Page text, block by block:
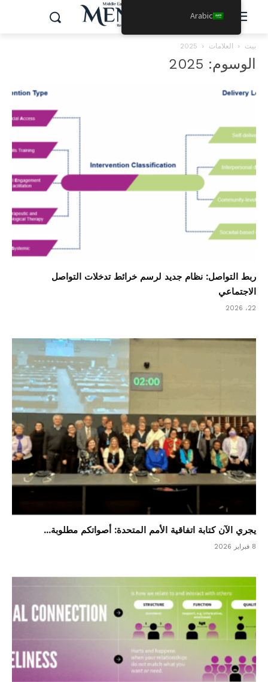
بيت العلامات 2025
الوسوم: 2025
ربط التواصل: نظام جديد لرسم خرائط تدخلات التواصل
الاجتماعي
22، 2026
يجري الآن كتابة اتفاقية الأمم المتحدة: أصواتكم مطلوبة...
8 فبراير 2026
Arabic